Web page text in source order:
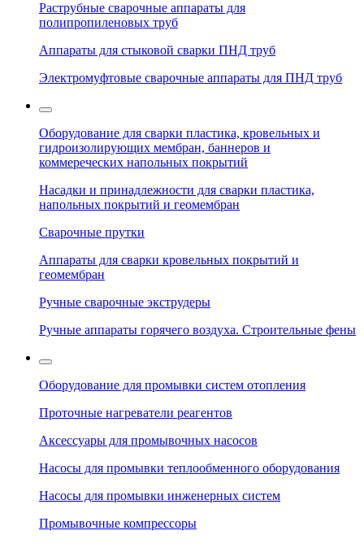
Раструбные сварочные аппараты для
полипропиленовых труб
Аппараты для стыковой сварки ПНД труб
Электромуфтовые сварочные аппараты для ПНД труб
Оборудование для сварки пластика, кровельных и
гидроизолирующих мембран, баннеров и
коммереческих напольных покрытий
Насадки и принадлежности для сварки пластика,
напольных покрытий и геомембран
Сварочные прутки
Аппараты для сварки кровельных покрытий и
геомембран
Ручные сварочные экструдеры
Ручные аппараты горячего воздуха. Строительные фены
Оборудование для промывки систем отопления
Проточные нагреватели реагентов
Аксессуары для промывочных насосов
Насосы для промывки теплообменного оборудования
Насосы для промывки инженерных систем
Промывочные компрессоры